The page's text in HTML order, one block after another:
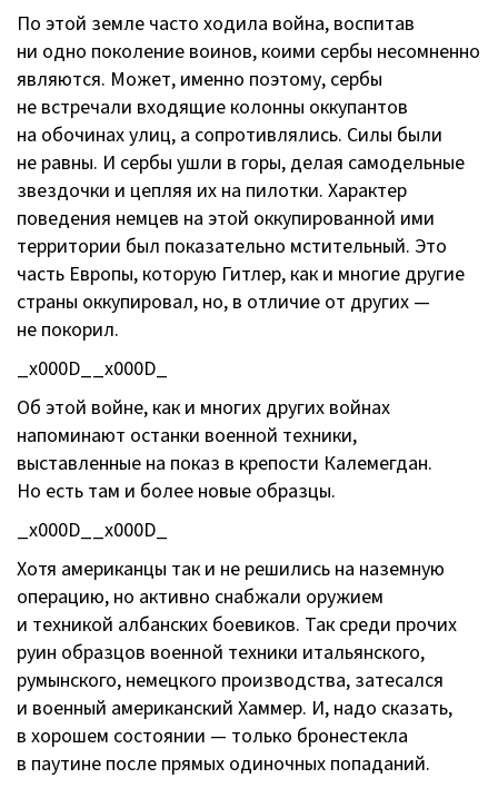
По этой земле часто ходила война, воспитав
ни одно поколение воинов, коими сербы несомненно
являются. Может, именно поэтому, сербы
не встречали входящие колонны оккупантов
на обочинах улиц, а сопротивлялись. Силы были
не равны. И сербы ушли в горы, делая самодельные
звездочки и цепляя их на пилотки. Характер
поведения немцев на этой оккупированной ими
территории был показательно мстительный. Это
часть Европы, которую Гитлер, как и многие другие
страны оккупировал, но, в отличие от других —
не покорил.
_x000D__x000D_
Об этой войне, как и многих других войнах
напоминают останки военной техники,
выставленные на показ в крепости Калемегдан.
Но есть там и более новые образцы.
_x000D__x000D_
Хотя американцы так и не решились на наземную
операцию, но активно снабжали оружием
и техникой албанских боевиков. Так среди прочих
руин образцов военной техники итальянского,
румынского, немецкого производства, затесался
и военный американский Хаммер. И, надо сказать,
в хорошем состоянии — только бронестекла
в паутине после прямых одиночных попаданий.